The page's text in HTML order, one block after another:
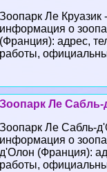
Зоопарк Ле Круазик
информация о
(Франция): адрес,
работы,
Зоопарк Ле
Зоопарк Ле Сабль-
информация о
д'Олон (Франция):
работы,